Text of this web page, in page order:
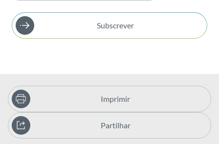
Subscrever
Imprimir
Partilhar